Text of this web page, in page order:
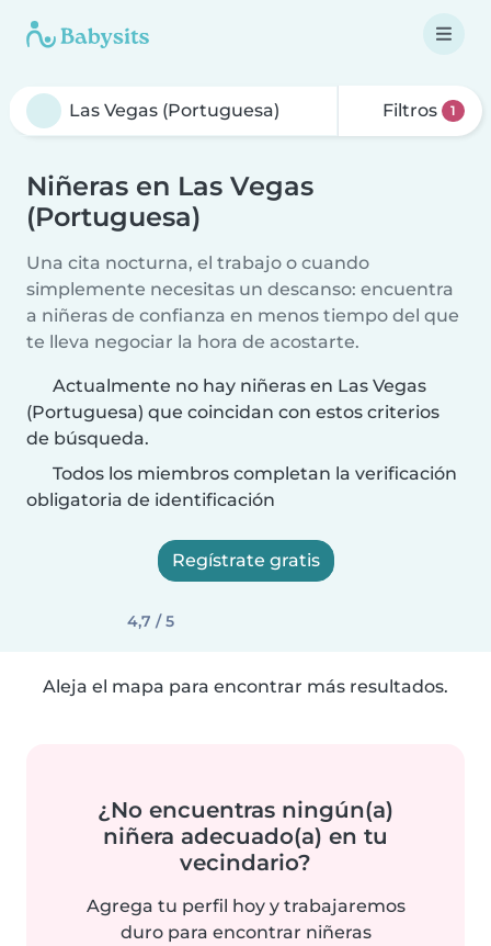
Filtros 1
Niñeras en Las Vegas
(Portuguesa)
Una cita nocturna, el trabajo o cuando
simplemente necesitas un descanso: encuentra
a niñeras de confianza en menos tiempo del que
te lleva negociar la hora de acostarte.
Actualmente no hay niñeras en Las Vegas
(Portuguesa) que coincidan con estos criterios
de búsqueda.
Todos los miembros completan la verificación
obligatoria de identificación
Regístrate gratis
4,7 / 5
Aleja el mapa para encontrar más resultados.
¿No encuentras ningún(a)
niñera adecuado(a) en tu
vecindario?
Agrega tu perfil hoy y trabajaremos
duro para encontrar niñeras